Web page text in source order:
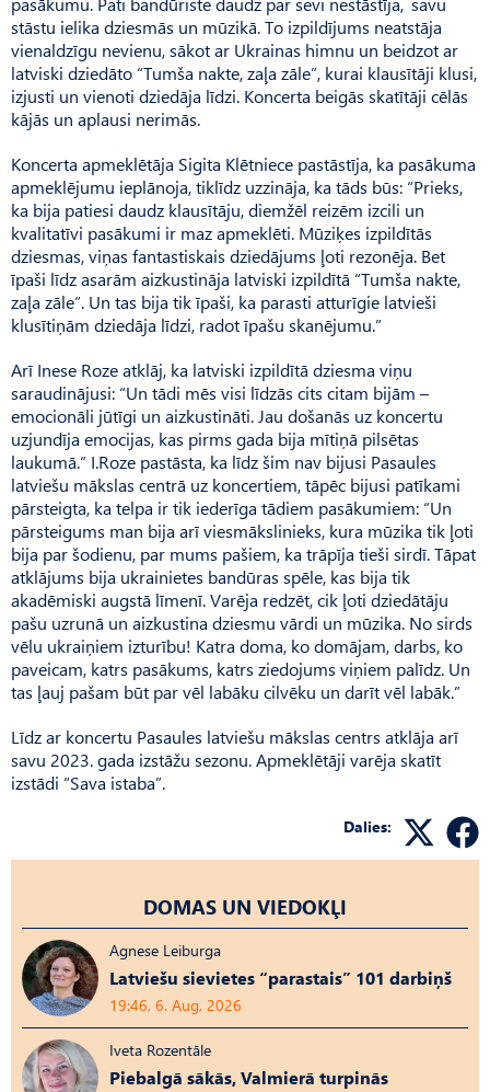
stāstu ielika dziesmās un mūzikā. To izpildījums neatstāja
vienaldzīgu nevienu, sākot ar Ukrainas himnu un beidzot ar
latviski dziedāto “Tumša nakte, zaļa zāle”, kurai klausītāji klusi,
izjusti un vienoti dziedāja līdzi. Koncerta beigās skatītāji cēlās
kājās un aplausi nerimās.
Koncerta apmeklētāja Sigita Klēt­niece pastāstīja, ka pasākuma
apmeklējumu ieplānoja, tiklīdz uzzināja, ka tāds būs: “Prieks,
ka bija patiesi daudz klausītāju, diem­žēl reizēm izcili un
kvalitatīvi pasākumi ir maz apmeklēti. Mūziķes izpildītās
dziesmas, viņas fantastiskais dziedājums ļoti rezonēja. Bet
īpaši līdz asarām aiz­kustināja latviski izpildītā “Tum­ša nakte,
zaļa zāle”. Un tas bija tik īpaši, ka parasti atturīgie latvieši
klusītiņām dziedāja līdzi, radot īpašu skanējumu.”
Arī Inese Roze atklāj, ka latviski izpildītā dziesma viņu
saraudinājusi: “Un tādi mēs visi līdzās cits citam bijām –
emocionāli jūtīgi un aizkustināti. Jau došanās uz koncertu
uzjundīja emocijas, kas pirms gada bija mītiņā pilsētas
laukumā.” I.Roze pastāsta, ka līdz šim nav bijusi Pasaules
latviešu mākslas centrā uz koncertiem, tāpēc bijusi patīkami
pārsteigta, ka telpa ir tik iederīga tādiem pasākumiem: “Un
pārsteigums man bija arī viesmākslinieks, kura mūzika tik ļoti
bija par šodienu, par mums pašiem, ka trāpīja tieši sirdī. Tāpat
atklājums bija ukrainietes bandūras spēle, kas bija tik
akadēmiski augstā līmenī. Varēja redzēt, cik ļoti dziedātāju
pašu uzrunā un aizkustina dziesmu vārdi un mūzika. No sirds
vēlu ukraiņiem izturību! Katra doma, ko domājam, darbs, ko
paveicam, katrs pasākums, katrs ziedojums viņiem palīdz. Un
tas ļauj pašam būt par vēl labāku cilvēku un darīt vēl labāk.”
Līdz ar koncertu Pasaules latviešu mākslas centrs atklāja arī
savu 2023. gada izstāžu sezonu. Apmeklētāji varēja skatīt
izstādi “Sava istaba”.
Dalies:
DOMAS UN VIEDOKĻI
Agnese Leiburga
Latviešu sievietes “parastais” 101 darbiņš
19:46, 6. Aug, 2026
Iveta Rozentāle
Piebalgā sākās, Valmierā turpinās